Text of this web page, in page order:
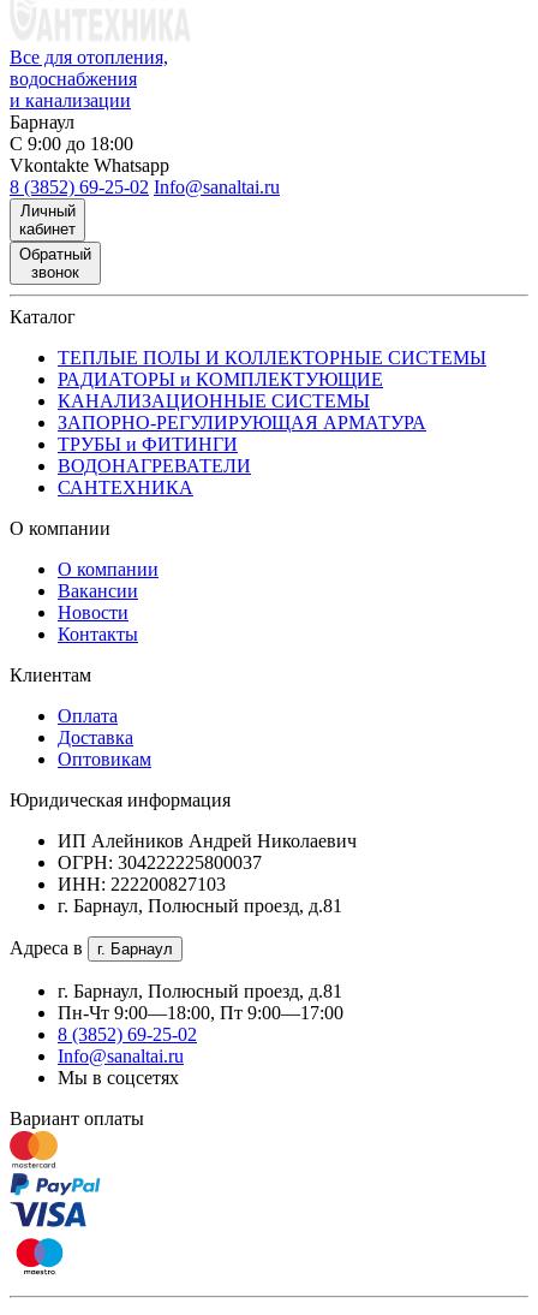
Все для отопления,
водоснабжения
и канализации
Барнаул
С 9:00 до 18:00
Vkontakte Whatsapp
8 (3852) 69-25-02 Info@sanaltai.ru
Личный
кабинет
Обратный
звонок
Каталог
ТЕПЛЫЕ ПОЛЫ И КОЛЛЕКТОРНЫЕ СИСТЕМЫ
РАДИАТОРЫ и КОМПЛЕКТУЮЩИЕ
КАНАЛИЗАЦИОННЫЕ СИСТЕМЫ
ЗАПОРНО-РЕГУЛИРУЮЩАЯ АРМАТУРА
ТРУБЫ и ФИТИНГИ
ВОДОНАГРЕВАТЕЛИ
САНТЕХНИКА
О компании
О компании
Вакансии
Новости
Контакты
Клиентам
Оплата
Доставка
Оптовикам
Юридическая информация
ИП Алейников Андрей Николаевич
ОГРН: 304222225800037
ИНН: 222200827103
г. Барнаул, Полюсный проезд, д.81
Адреса в г. Барнаул
г. Барнаул, Полюсный проезд, д.81
Пн-Чт 9:00—18:00, Пт 9:00—17:00
8 (3852) 69-25-02
Info@sanaltai.ru
Мы в соцсетях
Вариант оплаты